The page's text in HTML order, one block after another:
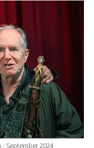
September 2024